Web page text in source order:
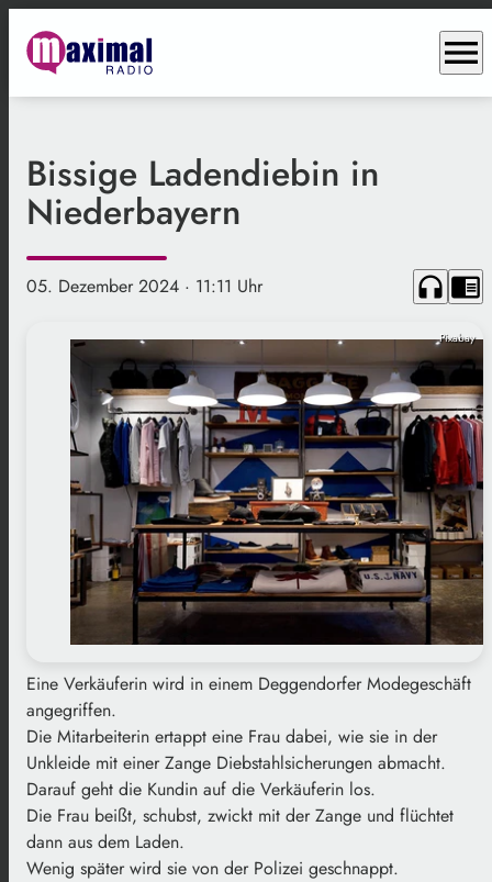
menu
Bissige Ladendiebin in
Niederbayern
05. Dezember 2024 · 11:11 Uhr headphones chrome_reader_mode
Pixabay
Eine Verkäuferin wird in einem Deggendorfer Modegeschäft
angegriffen.
Die Mitarbeiterin ertappt eine Frau dabei, wie sie in der
Unkleide mit einer Zange Diebstahlsicherungen abmacht.
Darauf geht die Kundin auf die Verkäuferin los.
Die Frau beißt, schubst, zwickt mit der Zange und flüchtet
dann aus dem Laden.
Wenig später wird sie von der Polizei geschnappt.